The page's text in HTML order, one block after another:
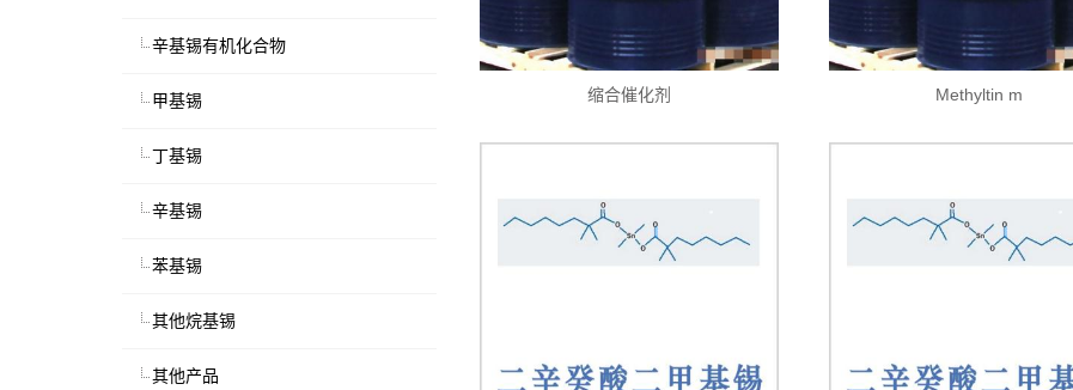
缩合催化剂 Methyltin m
辛基锡有机化合物
甲基锡
丁基锡
辛基锡
苯基锡
其他烷基锡
其他产品